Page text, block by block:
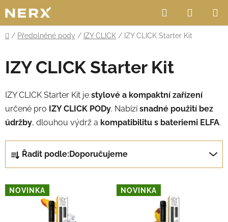
na
obsah
Hledat
KOŠÍK
Domů
/ Předplněné pody / IZY CLICK / IZY CLICK Starter Kit
IZY CLICK Starter Kit
IZY CLICK Starter Kit je stylové a kompaktní zařízení
určené pro IZY CLICK PODy. Nabízísnadné použití bez
údržby, dlouhou výdrž a kompatibilitu s bateriemi ELFA.
a
z
e
n
Řadit podle: Doporučujeme
V
ý
NOVINKA NOVINKA